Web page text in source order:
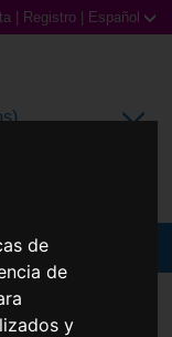
de
de
y
Registro Español